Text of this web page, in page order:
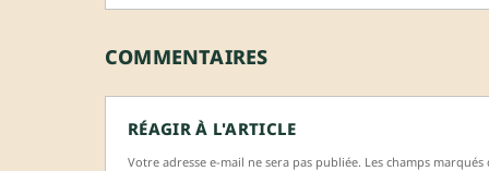
COMMENTAIRES
RÉAGIR À L'ARTICLE
Votre adresse e-mail ne sera pas publiée. Les champs